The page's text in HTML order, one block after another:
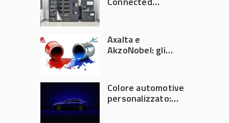
Automechanika
Frankfurt 2026
Axalta e
AkzoNobel: gli
Colore automotive
personalizzato: